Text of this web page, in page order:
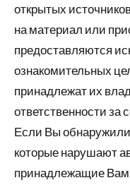
открытых
на материал или
предоставляются
ознакомительных
принадлежат их
ответственности за
Если Вы
которые нарушают
принадлежащие